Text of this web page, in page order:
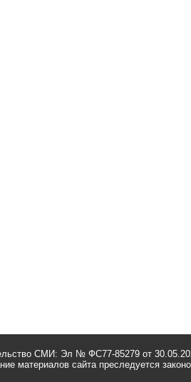
СМИ: Эл № ФС77-85279 от
материалов сайта преследуется